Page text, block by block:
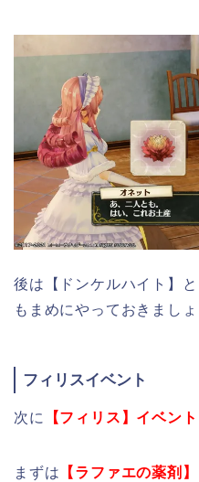
後は【ドンケルハイト】
もまめにやっておきましょ
フィリスイベント
次に 【フィリス】イベント
まずは 【ラファエの薬剤】